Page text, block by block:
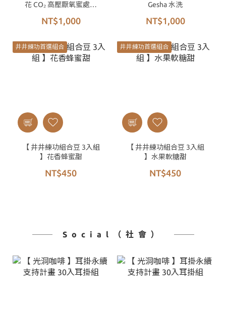
花 CO₂ 高壓厭氧蜜處理
NT$1,000
Gesha 水洗
NT$1,000
井井練功首選組合
【 井井練功組合豆 3入組
】花香蜂蜜甜
NT$450
井井練功首選組合
【 井井練功組合豆 3入組
】水果軟糖甜
NT$450
Social（社會）